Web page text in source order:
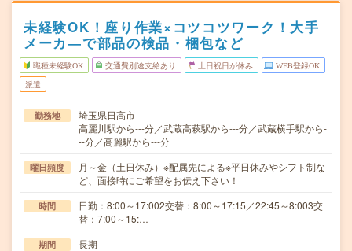
未経験OK！座り作業×コツコツワーク！大手
メーカ―で部品の検品・梱包など
職種未経験OK 交通費別途支給あり 土日祝日が休み WEB登録OK
派遣
勤務地
埼玉県日高市
高麗川駅から---分／武蔵高萩駅から---分／武蔵横手駅から-
--分／高麗駅から---分
曜日頻度
月～金（土日休み）※配属先による※平日休みやシフト制な
ど、面接時にご希望をお伝え下さい！
時間
日勤：8:00～17:002交替：8:00～17:15／22:45～8:003交
替：7:00～15:…
期間 長期